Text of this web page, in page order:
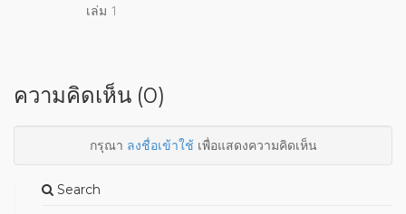
เล่ม 1
ความคิดเห็น (0)
กรุณา ลงชื่อเข้าใช้เพื่อแสดงความคิดเห็น
Search